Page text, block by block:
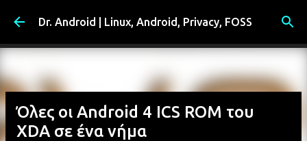
Μετάβαση στο κύριο περιεχόμενο
Dr. Android | Linux, Android, Privacy, FOSS
Όλες οι Android 4 ICS ROM του
XDA σε ένα νήμα